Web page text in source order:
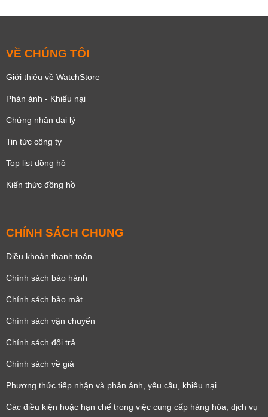
VỀ CHÚNG TÔI
Giới thiệu về WatchStore
Phản ánh - Khiếu nại
Chứng nhận đại lý
Tin tức công ty
Top list đồng hồ
Kiến thức đồng hồ
CHÍNH SÁCH CHUNG
Điều khoản thanh toán
Chính sách bảo hành
Chính sách bảo mật
Chính sách vận chuyển
Chính sách đổi trả
Chính sách về giá
Phương thức tiếp nhận và phản ánh, yêu cầu, khiêu nại
Các điều kiện hoặc hạn chế trong việc cung cấp hàng hóa, dịch vụ